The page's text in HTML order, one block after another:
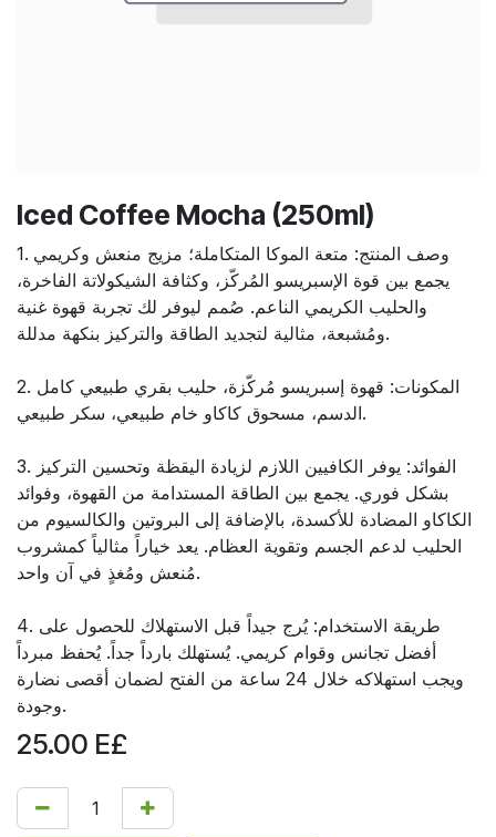
Iced Coffee Mocha (250ml)
1. وصف المنتج: متعة الموكا المتكاملة؛ مزيج منعش وكريمي
يجمع بين قوة الإسبريسو المُركّز، وكثافة الشيكولاتة الفاخرة،
والحليب الكريمي الناعم. صُمم ليوفر لك تجربة قهوة غنية
ومُشبعة، مثالية لتجديد الطاقة والتركيز بنكهة مدللة.
2. المكونات: قهوة إسبريسو مُركّزة، حليب بقري طبيعي كامل
الدسم، مسحوق كاكاو خام طبيعي، سكر طبيعي.
3. الفوائد: يوفر الكافيين اللازم لزيادة اليقظة وتحسين التركيز
بشكل فوري. يجمع بين الطاقة المستدامة من القهوة، وفوائد
الكاكاو المضادة للأكسدة، بالإضافة إلى البروتين والكالسيوم من
الحليب لدعم الجسم وتقوية العظام. يعد خياراً مثالياً كمشروب
مُنعش ومُغذٍ في آن واحد.
4. طريقة الاستخدام: يُرج جيداً قبل الاستهلاك للحصول على
أفضل تجانس وقوام كريمي. يُستهلك بارداً جداً. يُحفظ مبرداً
ويجب استهلاكه خلال 24 ساعة من الفتح لضمان أقصى نضارة
وجودة.
25.00 E£